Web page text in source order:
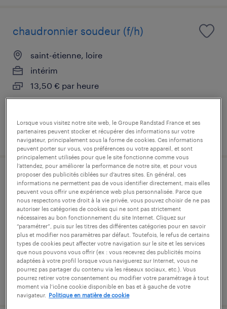
chaudronnier soudeur (f/h)
saint-étienne, loire
intérim
13,50 € par heure
publié le 7 août 2026
magasinier cariste (f/h)
roche-la-molière, loire
intérim
13,00 € par heure
publié le 3 août 2026
Lorsque vous visitez notre site web, le Groupe Randstad France et ses
partenaires peuvent stocker et récupérer des informations sur votre
navigateur, principalement sous la forme de cookies. Ces informations
peuvent porter sur vous, vos préférences ou votre appareil, et sont
principalement utilisées pour que le site fonctionne comme vous
l’attendez, pour améliorer la performance de notre site, et pour vous
proposer des publicités ciblées sur d’autres sites. En général, ces
informations ne permettent pas de vous identifier directement, mais elles
peuvent vous offrir une expérience web plus personnalisée. Parce que
nous respectons votre droit à la vie privée, vous pouvez choisir de ne pas
autoriser les catégories de cookies qui ne sont pas strictement
nécessaires au bon fonctionnement du site Internet. Cliquez sur
“paramétrer”, puis sur les titres des différentes catégories pour en savoir
plus et modifier nos paramètres par défaut. Toutefois, le refus de certains
types de cookies peut affecter votre navigation sur le site et les services
que nous pouvons vous offrir (ex : vous recevrez des publicités moins
adaptées à votre profil lorsque vous naviguerez sur Internet, vous ne
pourrez pas partager du contenu via les réseaux sociaux, etc.). Vous
pourrez retirer votre consentement ou modifier votre paramétrage à tout
moment via l’icône cookie disponible en bas et à gauche de votre
navigateur.
Politique en matière de cookie